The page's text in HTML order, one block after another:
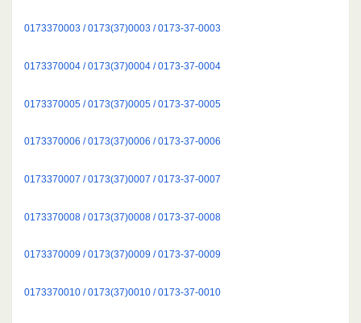
0173370003 / 0173(37)0003 / 0173-37-0003
0173370004 / 0173(37)0004 / 0173-37-0004
0173370005 / 0173(37)0005 / 0173-37-0005
0173370006 / 0173(37)0006 / 0173-37-0006
0173370007 / 0173(37)0007 / 0173-37-0007
0173370008 / 0173(37)0008 / 0173-37-0008
0173370009 / 0173(37)0009 / 0173-37-0009
0173370010 / 0173(37)0010 / 0173-37-0010